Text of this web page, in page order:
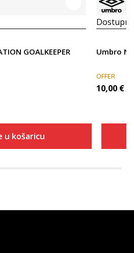
GOALKEEPER
u košaricu
Umbro
OFFER
10,00 €